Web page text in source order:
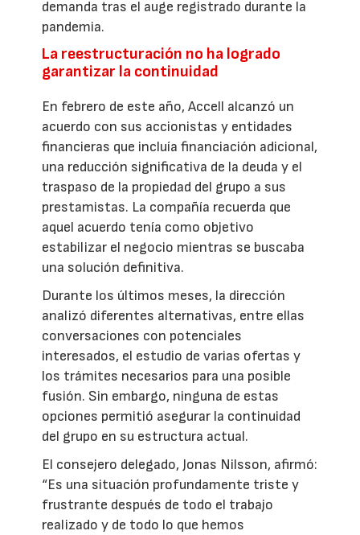
demanda tras el auge registrado durante la
pandemia.
La reestructuración no ha logrado
garantizar la continuidad
En febrero de este año, Accell alcanzó un
acuerdo con sus accionistas y entidades
financieras que incluía financiación adicional,
una reducción significativa de la deuda y el
traspaso de la propiedad del grupo a sus
prestamistas. La compañía recuerda que
aquel acuerdo tenía como objetivo
estabilizar el negocio mientras se buscaba
una solución definitiva.
Durante los últimos meses, la dirección
analizó diferentes alternativas, entre ellas
conversaciones con potenciales
interesados, el estudio de varias ofertas y
los trámites necesarios para una posible
fusión. Sin embargo, ninguna de estas
opciones permitió asegurar la continuidad
del grupo en su estructura actual.
El consejero delegado, Jonas Nilsson, afirmó:
“Es una situación profundamente triste y
frustrante después de todo el trabajo
realizado y de todo lo que hemos